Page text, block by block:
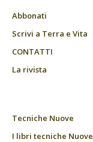
Abbonati
Scrivi a Terra e Vita
CONTATTI
La rivista
Tecniche Nuove
I libri tecniche Nuove